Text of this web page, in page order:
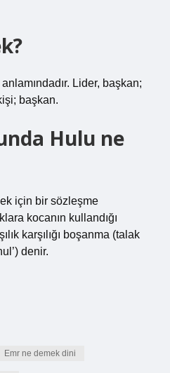
Lider, başkan;
başkan.
Hulu ne
için bir sözleşme
kocanın kullandığı
karşılığı boşanma (talak
denir.
Emr ne demek dini